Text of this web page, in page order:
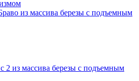
из массива березы с подъемным